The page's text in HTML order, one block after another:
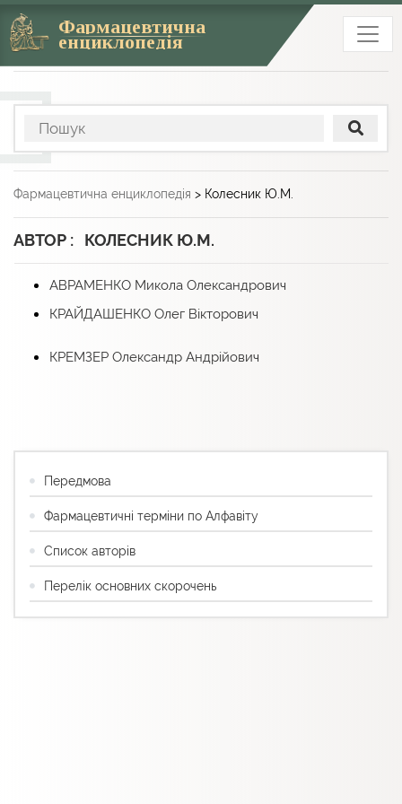
Фармацевтична
енциклопедія
Фармацевтична енциклопедія > Колесник Ю.М.
АВТОР : КОЛЕСНИК Ю.М.
АВРАМЕНКО Микола Олександрович
КРАЙДАШЕНКО Олег Вікторович
КРЕМЗЕР Олександр Андрійович
Передмова
Фармацевтичні терміни по Алфавіту
Список авторів
Перелік основних скорочень